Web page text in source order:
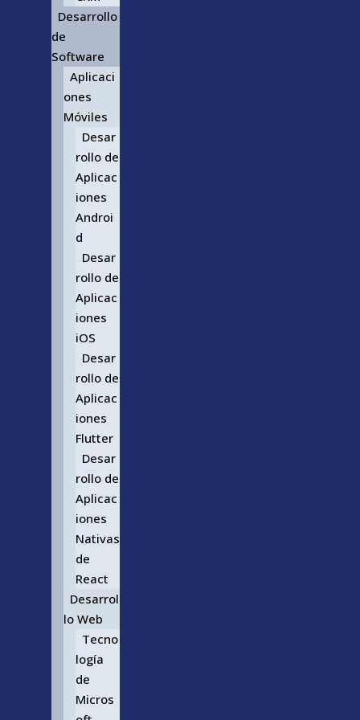
Desarrollo
de
Software
Aplicaci
ones
Móviles
Desar
rollo de
Aplicac
iones
Androi
d
Desar
rollo de
Aplicac
iones
iOS
Desar
rollo de
Aplicac
iones
Flutter
Desar
rollo de
Aplicac
iones
Nativas
de
React
Desarrol
lo Web
Tecno
logía
de
Micros